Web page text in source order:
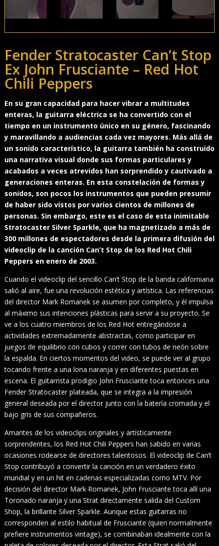
Fender Stratocaster Can’t Stop
Ex John Frusciante – Red Hot
Chili Peppers
En su gran capacidad para hacer vibrar a multitudes
enteras, la guitarra eléctrica se ha convertido con el
tiempo en un instrumento único en su género, fascinando
y maravillando a audiencias cada vez mayores. Más allá de
un sonido característico, la guitarra también ha construido
una narrativa visual donde sus formas particulares y
acabados a veces atrevidos han sorprendido y cautivado a
generaciones enteras. En esta constelación de formas y
sonidos, son pocos los instrumentos que pueden presumir
de haber sido vistos por varios cientos de millones de
personas. Sin embargo, este es el caso de esta inimitable
Stratocaster Silver Sparkle, que ha magnetizado a más de
300 millones de espectadores desde la primera difusión del
videoclip de la canción Can’t Stop de los Red Hot Chili
Peppers en enero de 2003.
Cuando el videoclip del sencillo Can’t Stop de la banda californiana
salió al aire, fue una revolución estética y artística. Las referencias
del director Mark Romanek se asumen por completo, y él impulsa
al máximo sus intenciones plásticas para servir a su proyecto. Se
ve a los cuatro miembros de los Red Hot entregándose a
actividades extremadamente abstractas, como participar en
juegos de equilibrio con cubos y correr con tubos de neón sobre
la espalda. En ciertos momentos del video, se puede ver al grupo
tocando frente a una lona naranja y en diferentes puestas en
escena. El guitarrista prodigio John Frusciante toca entonces una
Fender Stratocaster plateada, que se integra a la impresión
general deseada por el director junto con la batería cromada y el
bajo gris de sus compañeros.
Amantes de los videoclips originales y artísticamente
sorprendentes, los Red Hot Chili Peppers han sabido en varias
ocasiones rodearse de directores talentosos. El videoclip de Can’t
Stop contribuyó a convertir la canción en un verdadero éxito
mundial y en un hit en cadenas especializadas como MTV. Por
decisión del director Mark Romanek, John Frusciante toca allí una
Toronado naranja y una Strat directamente salida del Custom
Shop, la brillante Silver Sparkle. Aunque estas guitarras no
corresponden al estilo habitual de Frusciante (quien normalmente
prefiere instrumentos vintage), se combinaban idealmente con la